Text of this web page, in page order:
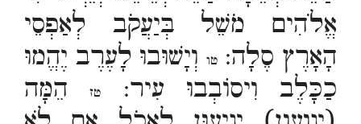
אֱלֹהִים מֹשֵׁל בְּיַעֲקֹב לְאַפְסֵי
הָאָרֶץ סֶלָה:טו וְיָשׁוּבוּ לָעֶרֶב יֶהֱמוּ
כַכָּלֶב וִיסוֹבְבוּ עִיר:
טזהֵמָּה